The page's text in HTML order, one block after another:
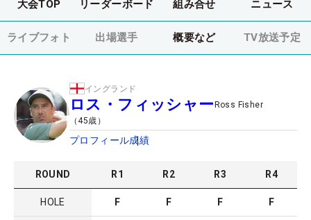
大会TOP リーダーボード 組み合せ ニュース
ライブフォト 出場選手 概要など TV放送予定
イングランド
ロス・フィッシャー Ross Fisher
（ 45歳）
プロフィール成績
ROUND R1 R2 R3 R4
HOLE F F F F